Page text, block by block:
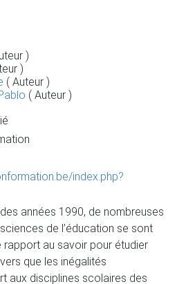
)
)
( Auteur )
( Auteur )
index.php?
années 1990, de nombreuses
de l’éducation se sont
au savoir pour étudier
que les inégalités
aux disciplines scolaires des